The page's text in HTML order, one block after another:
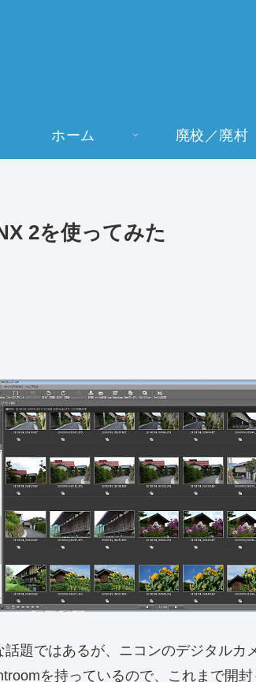
ホーム 廃校／廃村
2を使ってみた
話題ではあるが、ニコンのデジタルカ
を持っているので、これまで開